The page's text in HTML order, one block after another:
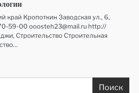
край Кропоткин Заводская ул., 6,
59-00 ooosteh23@mail.ru http://
Строительство Строительная
Поиск